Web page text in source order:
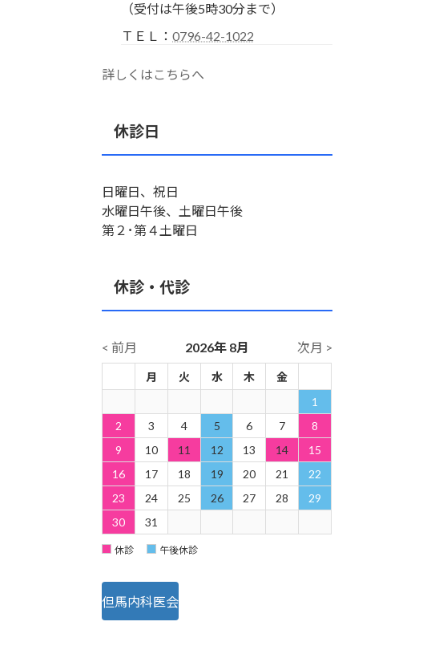
（受付は午後5時30分まで）
ＴＥＬ： 0796-42-1022
詳しくはこちらへ
休診日
日曜日、祝日
水曜日午後、土曜日午後
第２･第４土曜日
休診・代診
< 前月 2026年 8月 次月 >
月 火 水 木 金
1
2
3 4 5 6 7
8
9
10 11 12 13 14
15
16
17 18 19 20 21
22
23
24 25 26 27 28
29
30
31
休診 午後休診
但馬内科医会